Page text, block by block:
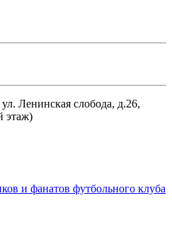
Ленинская слобода, д.26,
этаж)